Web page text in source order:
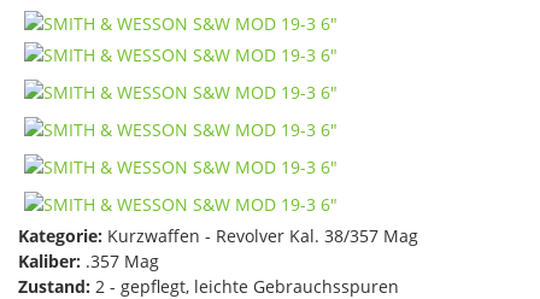
Kategorie: Kurzwaffen - Revolver Kal. 38/357 Mag
Kaliber: .357 Mag
Zustand: 2 - gepflegt, leichte Gebrauchsspuren